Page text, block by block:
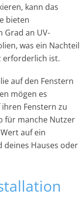
kann das
bieten
Grad an UV-
was ein Nachteil
erforderlich ist.
auf den Fenstern
mögen es
Fenstern zu
für manche Nutzer
auf ein
deines Hauses oder